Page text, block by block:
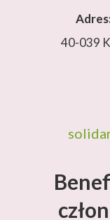
40-039